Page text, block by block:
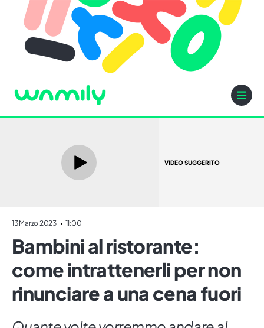
VIDEO SUGGERITO
13 Marzo 2023 11:00
Bambini al ristorante:
come intrattenerli per non
rinunciare a una cena fuori